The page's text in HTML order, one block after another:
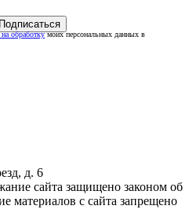
на обработкумоих персональных данных в
д. 6
сайта защищено законом об
материалов с сайта запрещено